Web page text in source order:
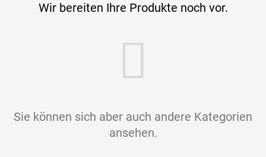
Wir bereiten Ihre Produkte noch vor.
Sie können sich aber auch andere Kategorien
ansehen.